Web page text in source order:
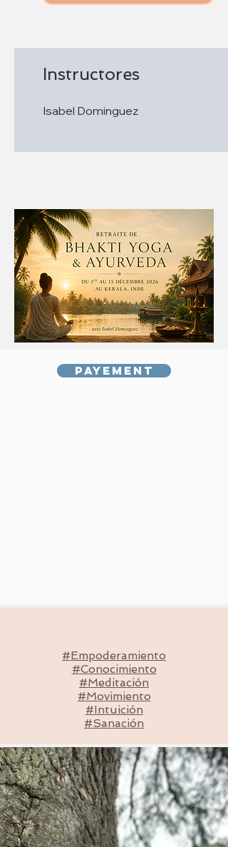
Instructores
Isabel Dominguez
Payement
#Empoderamiento
#Conocimiento
#Meditación
#Movimiento
#Intuición
#Sanación